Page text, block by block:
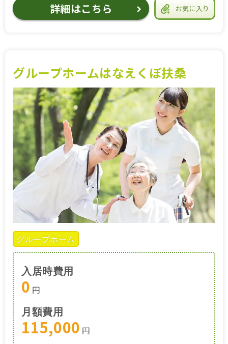
お気に入り
詳細はこちら
グループホームはなえくぼ扶桑
グループホーム
入居時費用
0 円
月額費用
115,000 円